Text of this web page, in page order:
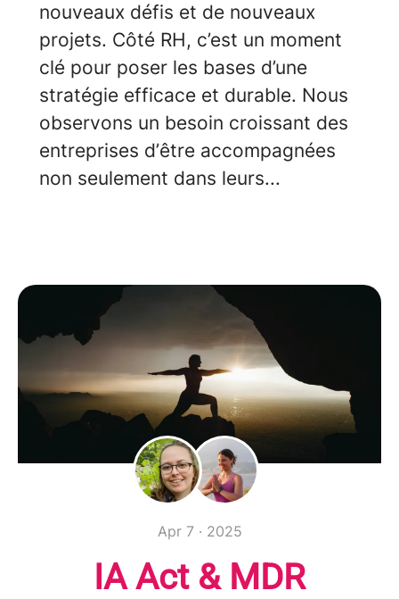
nouveaux défis et de nouveaux
projets. Côté RH, c’est un moment
clé pour poser les bases d’une
stratégie efficace et durable. Nous
observons un besoin croissant des
entreprises d’être accompagnées
non seulement dans leurs...
Apr 7 · 2025
IA Act & MDR